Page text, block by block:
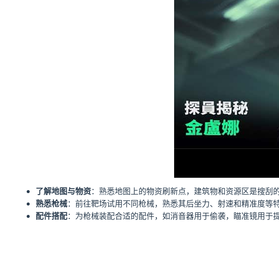
了解地图与物资：熟悉地图上的物资刷新点，建筑物和资源区是搜刮
熟悉枪械：前往靶场试用不同枪械，熟悉其后坐力、射速和精准度等
配件搭配：为枪械装配合适的配件，如消音器用于偷袭，瞄准镜用于